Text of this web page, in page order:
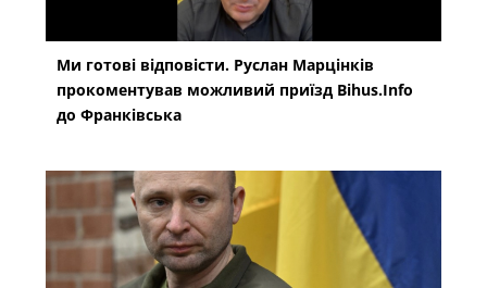
Ми готові відповісти. Руслан Марцінків
прокоментував можливий приїзд Bihus.Info
до Франківська